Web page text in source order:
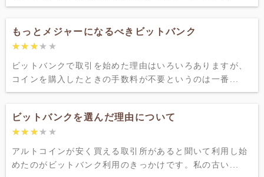
もっとメジャーになるべきビットバンク
★★★★★
★★★★★
ビットバンクで取引を始めた理由はいろいろありますが、
コインを購入したときの手数料が不要というのは一番...
ビットバンクを選んだ理由について
★★★★★
★★★★★
アルトコインが安く買える取引所があると聞いて利用し始
めたのがビットバンク利用のきっかけです。私の古い...